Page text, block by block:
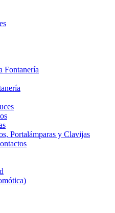
Fontanería
Portalámparas y Clavijas